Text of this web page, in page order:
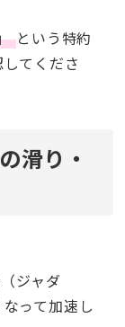
という特約
てくださ
滑り・
ジャダ
って加速し